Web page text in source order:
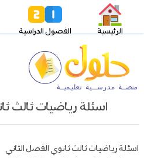
الرئيسية الفصول الدراسية
اسئلة رياضيات ثالث
اسئلة رياضيات ثالث ثانوي الفصل الثاني